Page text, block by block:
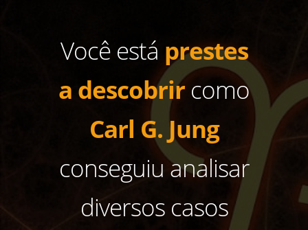
Você está prestes
a descobrircomo
Carl G. Jung
conseguiu analisar
diversos casos